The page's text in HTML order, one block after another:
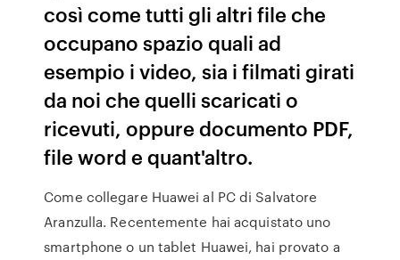
così come tutti gli altri file che
occupano spazio quali ad
esempio i video, sia i filmati girati
da noi che quelli scaricati o
ricevuti, oppure documento PDF,
file word e quant'altro.
Come collegare Huawei al PC di Salvatore
Aranzulla. Recentemente hai acquistato uno
smartphone o un tablet Huawei, hai provato a